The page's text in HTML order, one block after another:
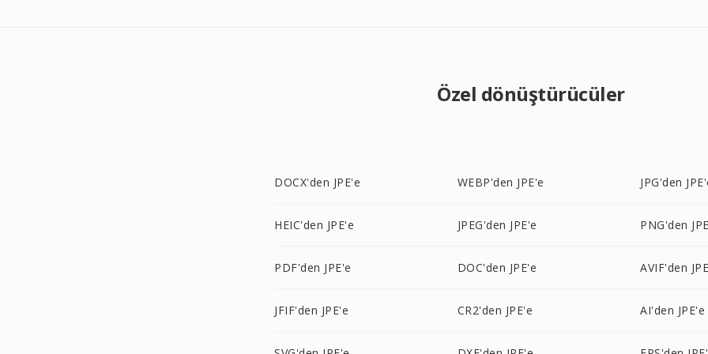
Özel dönüştürücüler
DOCX'den JPE'e WEBP'den JPE'e JPG'den
HEIC'den JPE'e JPEG'den JPE'e PNG'den
PDF'den JPE'e DOC'den JPE'e AVIF'den
JFIF'den JPE'e CR2'den JPE'e AI'den JPE'e